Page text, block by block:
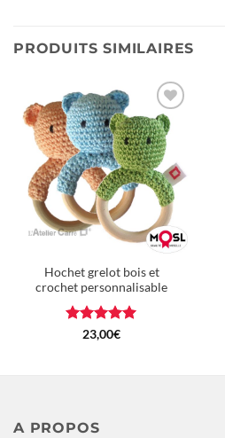
PRODUITS SIMILAIRES
Ajouter
à la
wishlist
Hochet grelot bois et
crochet personnalisable
Note5sur
23,00€
A PROPOS